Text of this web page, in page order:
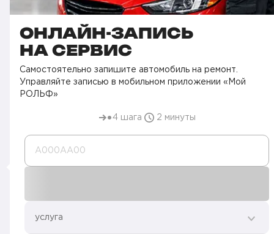
ОНЛАЙН-ЗАПИСЬ
НА СЕРВИС
Самостоятельно запишите автомобиль на ремонт.
Управляйте записью в мобильном приложении «Мой
РОЛЬФ»
4 шага 2 минуты
А000AA00
услуга